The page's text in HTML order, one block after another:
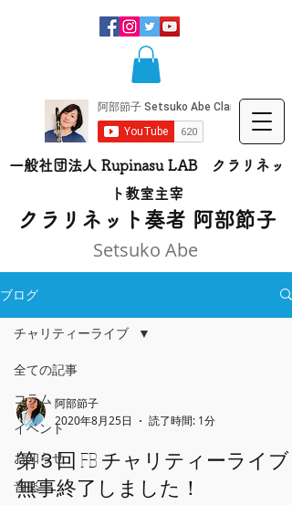
Setsuko Abe
一般社団法人 Rupinasu LAB クラリネッ
ト​教室主宰
​クラリネット奏者 阿部節子
ブログ
全ての記事
コラム
イベント
お知らせ
音楽
チャリティーライブ
阿部節子
2020年8月25日
読了時間: 1分
第３回 FB チャリティーライブ
無事終了しました！